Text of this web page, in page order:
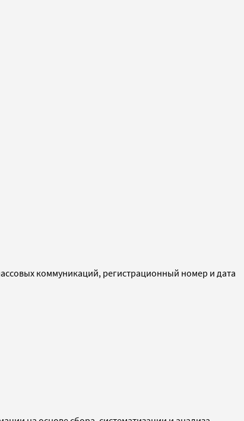
коммуникаций, регистрационный номер и дата